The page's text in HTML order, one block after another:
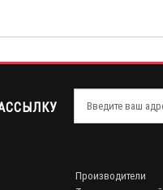
Производители